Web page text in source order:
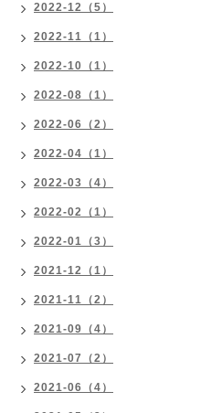
2022-12（5）
2022-11（1）
2022-10（1）
2022-08（1）
2022-06（2）
2022-04（1）
2022-03（4）
2022-02（1）
2022-01（3）
2021-12（1）
2021-11（2）
2021-09（4）
2021-07（2）
2021-06（4）